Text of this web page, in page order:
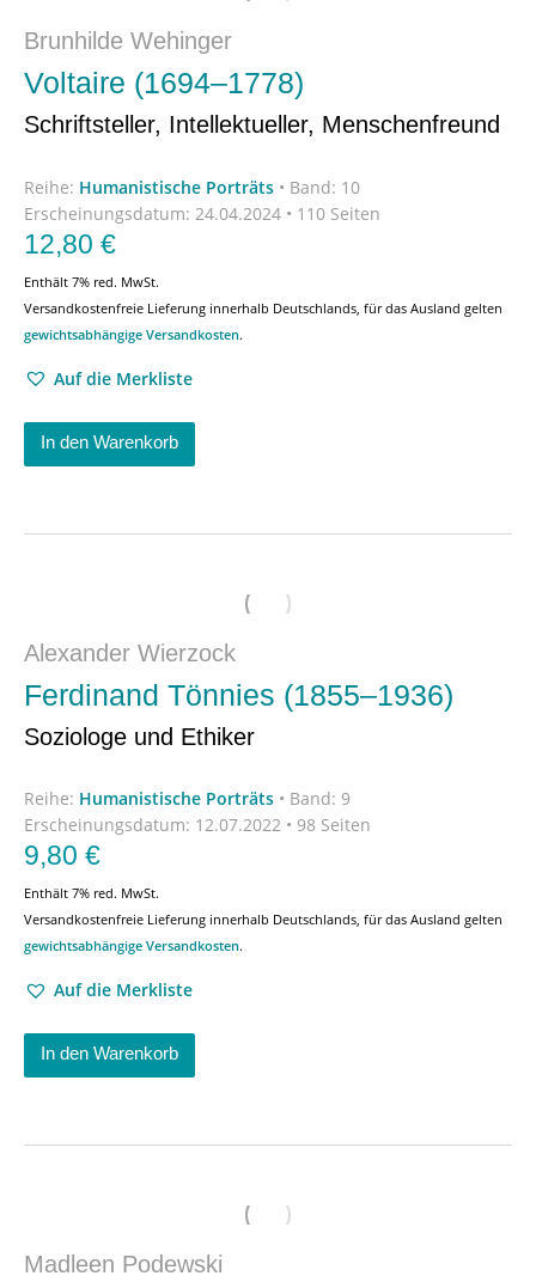
Brunhilde Wehinger
Voltaire (1694–1778)
Schriftsteller, Intellektueller, Menschenfreund
Reihe: Humanistische Porträts • Band: 10
Erscheinungsdatum: 24.04.2024 • 110 Seiten
12,80 €
Enthält 7% red. MwSt.
Versandkostenfreie Lieferung innerhalb Deutschlands, für das Ausland gelten
gewichtsabhängige Versandkosten.
Auf die Merkliste
In den Warenkorb
Alexander Wierzock
Ferdinand Tönnies (1855–1936)
Soziologe und Ethiker
Reihe: Humanistische Porträts • Band: 9
Erscheinungsdatum: 12.07.2022 • 98 Seiten
9,80 €
Enthält 7% red. MwSt.
Versandkostenfreie Lieferung innerhalb Deutschlands, für das Ausland gelten
gewichtsabhängige Versandkosten.
Auf die Merkliste
In den Warenkorb
Madleen Podewski